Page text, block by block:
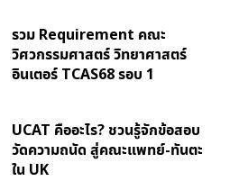
รวม Requirement คณะ
วิศวกรรมศาสตร์ วิทยาศาสตร์
อินเตอร์ TCAS68 รอบ 1
UCAT คืออะไร? ชวนรู้จักข้อสอบ
วัดความถนัด สู่คณะแพทย์-ทันตะ
ใน UK